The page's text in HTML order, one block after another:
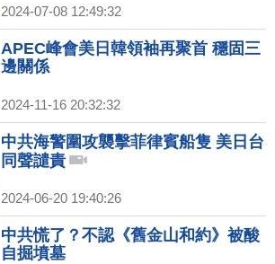
2024-07-08 12:49:32
APEC峰會美日韓領袖再聚首 穩固三
邊關係
2024-11-16 20:32:32
中共海警圍攻襲擊菲律賓船隻 美日台
同聲譴責
2024-06-20 19:40:26
中共慌了？不認《舊金山和約》被酸
自掘墳墓